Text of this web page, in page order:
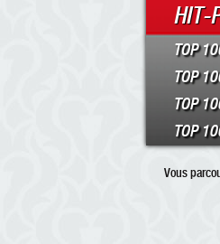
HIT-
TOP
TOP
TOP
TOP
Vous